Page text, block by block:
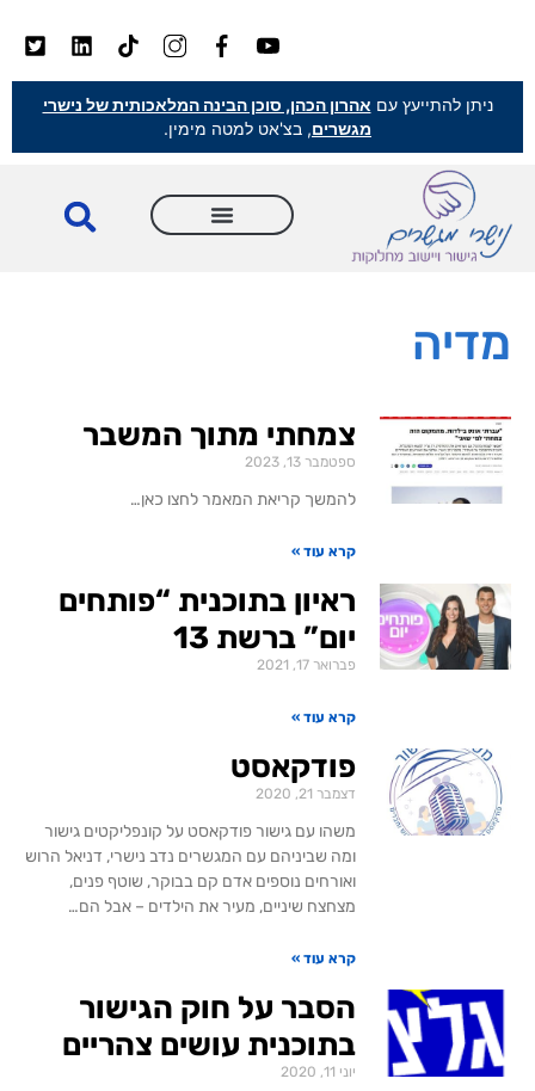
ניתן להתייעץ עם אהרון הכהן, סוכן הבינה המלאכותית של נישרי
מגשרים, בצ'אט למטה מימין.
מדיה
צמחתי מתוך המשבר
ספטמבר 13, 2023
להמשך קריאת המאמר לחצו כאן…
קרא עוד »
ראיון בתוכנית “פותחים
יום” ברשת 13
פברואר 17, 2021
קרא עוד »
פודקאסט
דצמבר 21, 2020
משהו עם גישור פודקאסט על קונפליקטים גישור
ומה שביניהם עם המגשרים נדב נישרי, דניאל הרוש
ואורחים נוספים אדם קם בבוקר, שוטף פנים,
מצחצח שיניים, מעיר את הילדים – אבל הם…
קרא עוד »
הסבר על חוק הגישור
בתוכנית עושים צהריים
יוני 11, 2020